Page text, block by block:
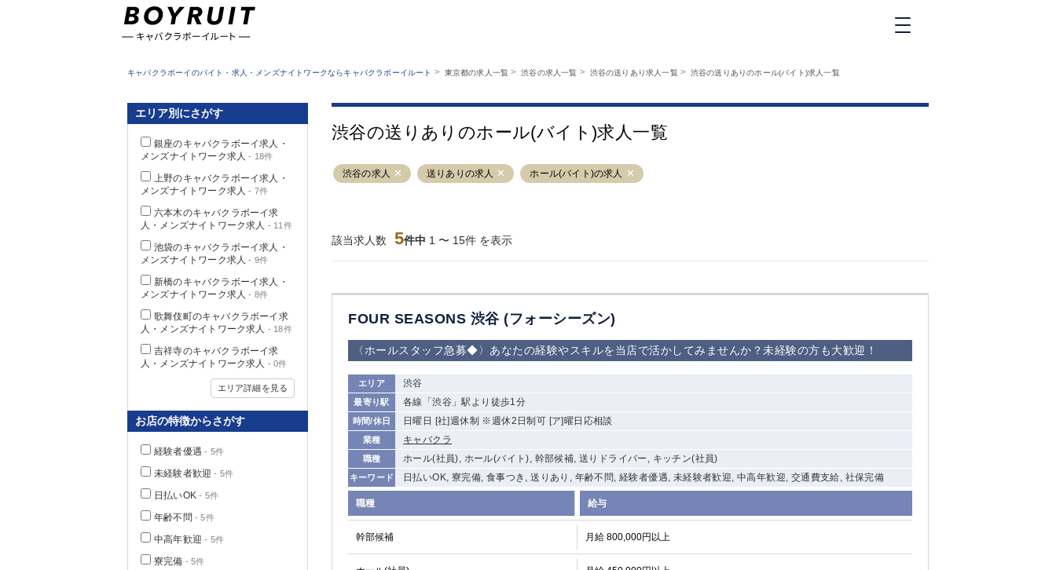
業種から探す
職種から探す
キャバクラボーイルートとは？
キャバクラボーイのバイト・求人・メンズナイトワークならキャバクラボーイルート > 東京都の求人一覧 >渋谷の求人一覧 > 渋谷の送りあり求人一覧> 渋谷の送りありのホール(バイト)求人一覧
渋谷の送りありのホール(バイト)求人一覧
渋谷の求人 送りありの求人 ホール(バイト)の求人
該当求人数 5件中 1 〜 15件 を表示
FOUR SEASONS 渋谷 (フォーシーズン)
〈ホールスタッフ急募◆〉あなたの経験やスキルを当店で活かしてみませんか？未経験の方も大歓迎！
エリア 渋谷
最寄り駅 各線「渋谷」駅より徒歩1分
時間/休日 日曜日 [社]週休制 ※週休2日制可 [ア]曜日応相談
業種 キャバクラ
職種 ホール(社員), ホール(バイト), 幹部候補, 送りドライバー, キッチン(社員)
キーワード 日払いOK, 寮完備, 食事つき, 送りあり, 年齢不問, 経験者優遇, 未経験者歓迎, 中高年歓迎, 交通費支給, 社保完備
職種 給与
幹部候補 月給 800,000円以上
エリア別にさがす
銀座のキャバクラボーイ求人・
メンズナイトワーク求人 - 18件
上野のキャバクラボーイ求人・
メンズナイトワーク求人 - 7件
六本木のキャバクラボーイ求
人・メンズナイトワーク求人 - 11件
池袋のキャバクラボーイ求人・
メンズナイトワーク求人 - 9件
新橋のキャバクラボーイ求人・
メンズナイトワーク求人 - 8件
歌舞伎町のキャバクラボーイ求
人・メンズナイトワーク求人 - 18件
吉祥寺のキャバクラボーイ求
人・メンズナイトワーク求人 - 0件
エリア詳細を見る
お店の特徴からさがす
経験者優遇 - 5件
未経験者歓迎 - 5件
日払いOK - 5件
年齢不問 - 5件
中高年歓迎 - 5件
寮完備 - 5件
東京都 銀座 上野 六本木 池袋
新橋
立川
千葉中央 門前仲町 町田
大山
赤坂 高円寺 赤羽
ひばりヶ丘（北
学芸大学
の好立地！
「赤羽駅」から
徒歩2分 ②東
京メトロ南北線
「赤羽岩淵駅」
から徒歩10分
口）
宿
①歌舞伎町 ②
新宿
①東武練馬 ②
成増・板橋 ③
大山 ②池袋
池袋東口 金町
下赤塚 竹ノ塚 三鷹 亀戸
荻窪
浅草 新小岩 幡ヶ谷
祖師ヶ谷大蔵
五井
関内 横浜 川崎 溝の口
本厚木